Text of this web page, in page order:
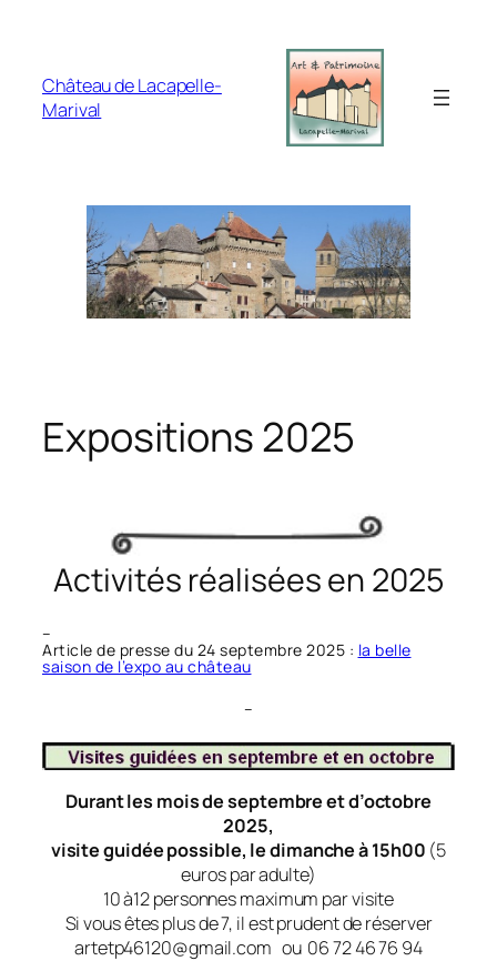
Château de Lacapelle-
Marival
Expositions 2025
Activités réalisées en 2025
–
Article de presse du 24 septembre 2025 : la belle
saison de l’expo au château
–
Durant les mois de septembre et d’octobre
2025,
visite guidée possible, le dimanche à 15h00 (5
euros par adulte)
10 à12 personnes maximum par visite
Si vous êtes plus de 7, il est prudent de réserver
artetp46120@gmail.com ou 06 72 46 76 94